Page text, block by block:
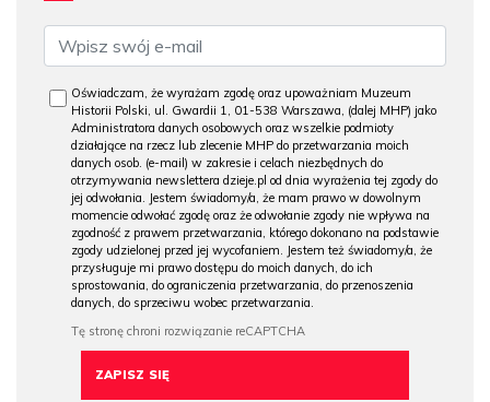
Oświadczam, że wyrażam zgodę oraz upoważniam Muzeum
Historii Polski, ul. Gwardii 1, 01-538 Warszawa, (dalej MHP) jako
Administratora danych osobowych oraz wszelkie podmioty
działające na rzecz lub zlecenie MHP do przetwarzania moich
danych osob. (e-mail) w zakresie i celach niezbędnych do
otrzymywania newslettera dzieje.pl od dnia wyrażenia tej zgody do
jej odwołania. Jestem świadomy/a, że mam prawo w dowolnym
momencie odwołać zgodę oraz że odwołanie zgody nie wpływa na
zgodność z prawem przetwarzania, którego dokonano na podstawie
zgody udzielonej przed jej wycofaniem. Jestem też świadomy/a, że
przysługuje mi prawo dostępu do moich danych, do ich
sprostowania, do ograniczenia przetwarzania, do przenoszenia
danych, do sprzeciwu wobec przetwarzania.